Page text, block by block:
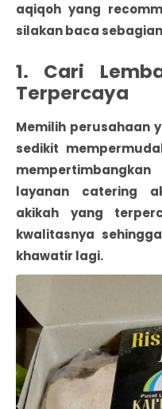
aqiqoh yang
silakan baca
1. Cari
Terpercaya
Memilih perusahaan
sedikit
layanan catering
akikah yang
kwalitasnya
khawatir lagi.